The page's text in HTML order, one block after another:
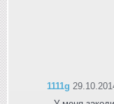
1111g